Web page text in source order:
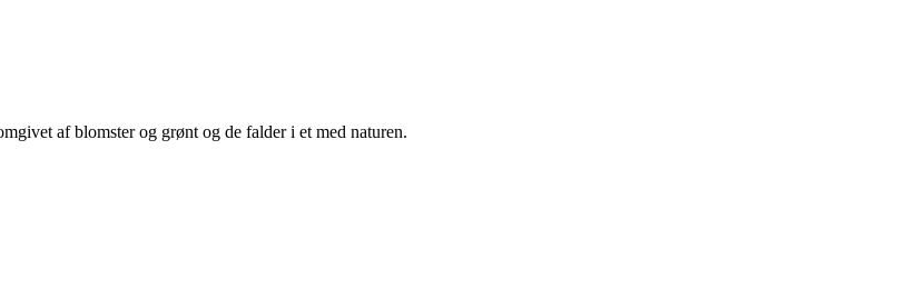
af blomster og grønt og de falder i et med naturen.